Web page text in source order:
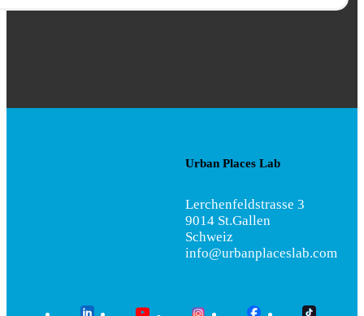
Urban Places Lab
Lerchenfeldstrasse 3
9014 St.Gallen
Schweiz
info@urbanplaceslab.com